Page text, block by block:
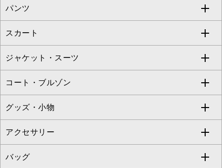
カットソー・Tシャツ
ブラウス・シャツ
ニット・セーター
カーディガン
アンサンブルセット
ベスト・ジレ
パーカー
すべてのワンピース・ドレス
ワンピース
ドレス
チュニック
ジャンパースカート
その他のワンピース・ドレス
パンツ
すべてのパンツ
フルレングスパンツ
クロップド・半端丈パンツ
ガウチョ・ワイドパンツ
ハーフ・ショート丈パンツ
サロペット・オールインワン
スカート
すべてのスカート
ロング・マキシ丈スカート
ひざ丈スカート
ミモレ丈スカート
ショート・ミニ丈スカート
ジャケット・スーツ
すべてのジャケット・スーツ
テーラードジャケット
ノーカラージャケット
セットアップ
コート・ブルゾン
すべてのコート・ブルゾン
トレンチコート
ピーコート
グッズ・小物
すべてのグッズ・小物
マスク
アクセサリー
すべてのアクセサリー
バッグ